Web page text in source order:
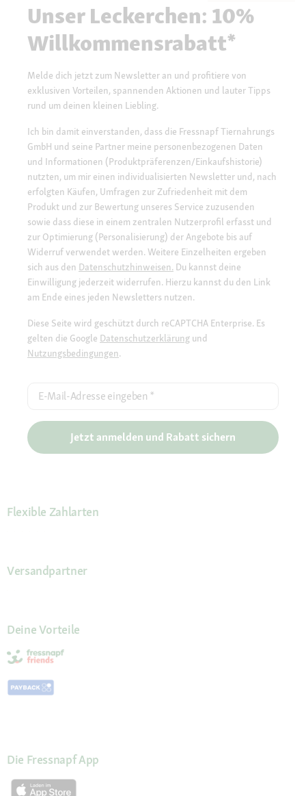
Unser Leckerchen: 10%
Willkommensrabatt*
Melde dich jetzt zum Newsletter an und profitiere von
exklusiven Vorteilen, spannenden Aktionen und lauter Tipps
rund um deinen kleinen Liebling.
Ich bin damit einverstanden, dass die Fressnapf Tiernahrungs
GmbH und seine Partner meine personenbezogenen Daten
und Informationen (Produktpräferenzen/Einkaufshistorie)
nutzten, um mir einen individualisierten Newsletter und, nach
erfolgten Käufen, Umfragen zur Zufriedenheit mit dem
Produkt und zur Bewertung unseres Service zuzusenden
sowie dass diese in einem zentralen Nutzerprofil erfasst und
zur Optimierung (Personalisierung) der Angebote bis auf
Widerruf verwendet werden. Weitere Einzelheiten ergeben
sich aus den Datenschutzhinweisen. Du kannst deine
Einwilligung jederzeit widerrufen. Hierzu kannst du den Link
am Ende eines jeden Newsletters nutzen.
Diese Seite wird geschützt durch reCAPTCHA Enterprise. Es
gelten die Google Datenschutzerklärung und
Nutzungsbedingungen.
E-Mail-Adresse eingeben *
Jetzt anmelden und Rabatt sichern
Flexible Zahlarten
Versandpartner
Deine Vorteile
Die Fressnapf App